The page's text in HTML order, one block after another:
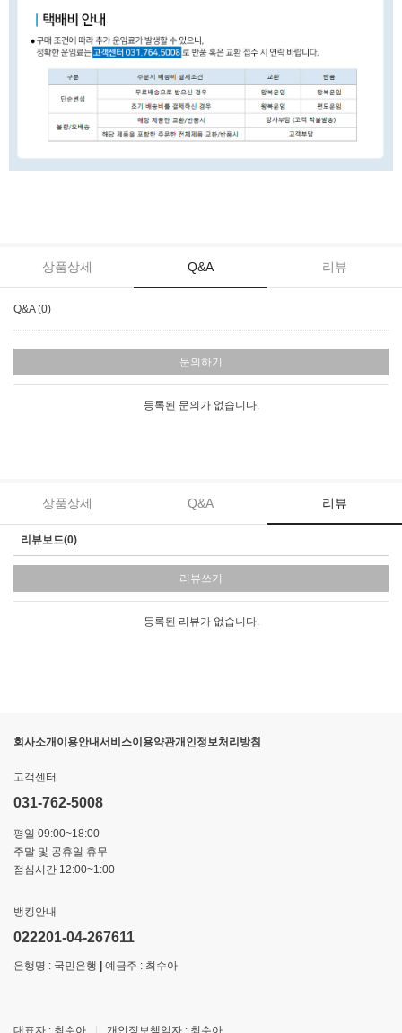
상품상세 Q&A 리뷰
Q&A (0)
문의하기
등록된 문의가 없습니다.
상품상세 Q&A 리뷰
리뷰보드(0)
리뷰쓰기
등록된 리뷰가 없습니다.
회사소개이용안내서비스이용약관개인정보처리방침
고객센터
031-762-5008
평일 09:00~18:00
주말 및 공휴일 휴무
점심시간 12:00~1:00
뱅킹안내
022201-04-267611
은행명 : 국민은행 | 예금주 : 최수아
대표자 : 최수아 | 개인정보책임자 : 최수아